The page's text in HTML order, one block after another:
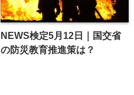
NEWS検定5月12日｜国交省
の防災教育推進策は？